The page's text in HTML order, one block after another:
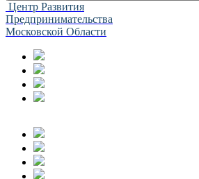
Центр Развития
Предпринимательства
Московской Области